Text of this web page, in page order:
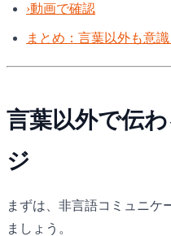
›動画で確認
まとめ：言葉以外も意
言葉以外で伝
ジ
まずは、非言語コミュニケ
ましょう。